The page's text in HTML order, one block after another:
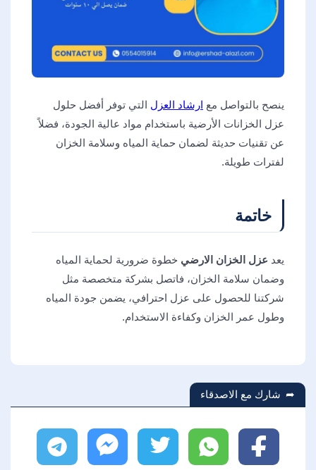
ينصح بالتواصل مع ارشاد العزل التي توفر أفضل حلول
عزل الخزانات الأرضية باستخدام مواد عالية الجودة، فضلاً
عن تقنيات حديثة لضمان حماية المياه وسلامة الخزان
لفترات طويلة.
خاتمة
يعد عزل الخزان الارضي خطوة ضرورية لحماية المياه
وضمان سلامة الخزان، فاتصل بشركة متخصصة مثل
شركتنا للحصول على عزل احترافي، يضمن جودة المياه
وطول عمر الخزان وكفاءة الاستخدام.
شارك مع الاصدقاء
فيسبوك واتساب ماسنجر